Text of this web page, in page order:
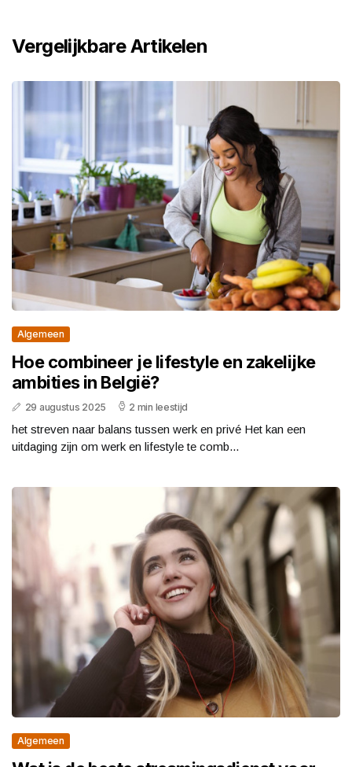
Vergelijkbare Artikelen
Algemeen
Hoe combineer je lifestyle en zakelijke
ambities in België?
29 augustus 2025 2 min leestijd
het streven naar balans tussen werk en privé Het kan een
uitdaging zijn om werk en lifestyle te comb...
Algemeen